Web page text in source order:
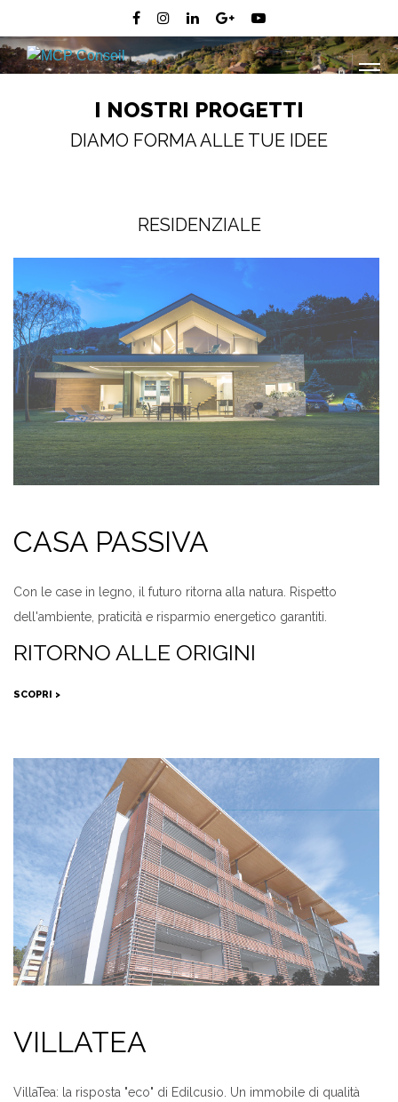
I NOSTRI PROGETTI
DIAMO FORMA ALLE TUE IDEE
RESIDENZIALE
CASA PASSIVA
Con le case in legno, il futuro ritorna alla natura. Rispetto
dell'ambiente, praticità e risparmio energetico garantiti.
RITORNO ALLE ORIGINI
SCOPRI >
VILLATEA
VillaTea: la risposta "eco" di Edilcusio. Un immobile di qualità